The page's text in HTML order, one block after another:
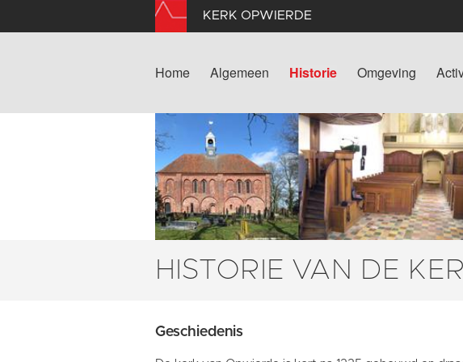
KERK OPWIERDE
Home Algemeen Historie Omgeving
HISTORIE VAN DE
Geschiedenis